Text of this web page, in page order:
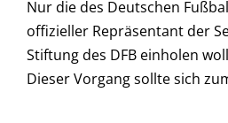
Nur die des Deutschen
offizieller Repräsentant der
Stiftung des DFB einholen
Dieser Vorgang sollte sich